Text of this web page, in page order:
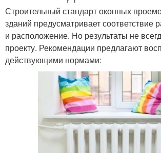
Строительный стандарт оконных
зданий предусматривает соответствие
и расположение. Но результаты не
проекту. Рекомендации предлагают
действующими нормами: